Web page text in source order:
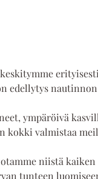
edellytys
ympäröivä
kokki valmistaa
otamme niistä
tunteen